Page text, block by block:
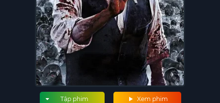
Xem phim
Tập phim